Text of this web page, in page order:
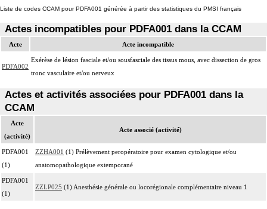
Liste de codes CCAM pour PDFA001 générée à partir des statistiques du PMSI français
Actes incompatibles pour PDFA001 dans la CCAM
Acte Acte incompatible
PDFA002
Exérèse de lésion fasciale et/ou sousfasciale des tissus mous, avec dissection de gros
tronc vasculaire et/ou nerveux
Actes et activités associées pour PDFA001 dans la
CCAM
Acte
(activité)
Acte associé (activité)
PDFA001
(1)
ZZHA001 (1) Prélèvement peropératoire pour examen cytologique et/ou
anatomopathologique extemporané
PDFA001
(1)
ZZLP025 (1) Anesthésie générale ou locorégionale complémentaire niveau 1